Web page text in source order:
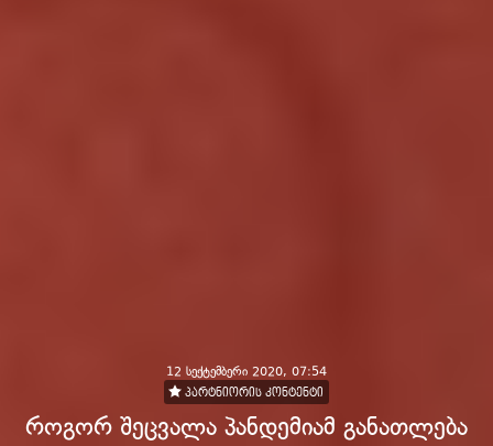
12 სექტემბერი 2020, 07:54
პარტნიორის კონტენტი
როგორ შეცვალა პანდემიამ განათლება